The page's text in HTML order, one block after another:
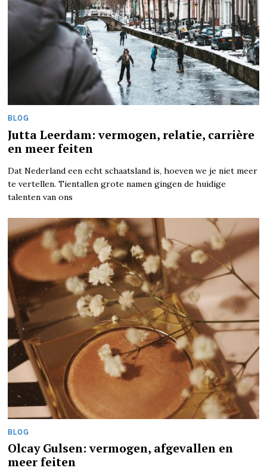
BLOG
Jutta Leerdam: vermogen, relatie, carrière
en meer feiten
Dat Nederland een echt schaatsland is, hoeven we je niet meer
te vertellen. Tientallen grote namen gingen de huidige
talenten van ons
BLOG
Olcay Gulsen: vermogen, afgevallen en
meer feiten